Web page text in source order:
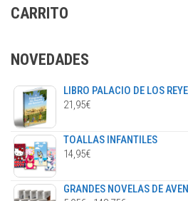
CARRITO
NOVEDADES
LIBRO PALACIO DE LOS
21,95€
TOALLAS INFANTILES
14,95€
GRANDES NOVELAS DE